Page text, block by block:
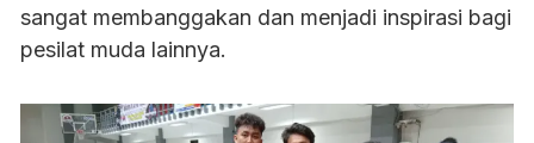
sangat membanggakan dan menjadi inspirasi bagi
pesilat muda lainnya.